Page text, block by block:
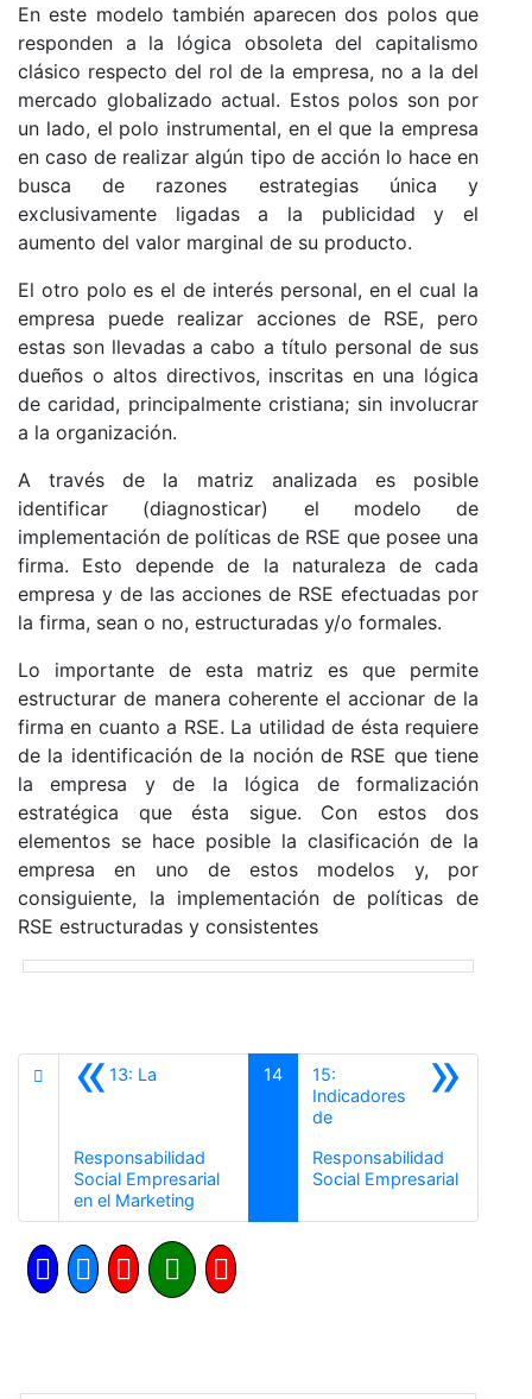
En este modelo también aparecen dos polos que
responden a la lógica obsoleta del capitalismo
clásico respecto del rol de la empresa, no a la del
mercado globalizado actual. Estos polos son por
un lado, el polo instrumental, en el que la empresa
en caso de realizar algún tipo de acción lo hace en
busca de razones estrategias única y
exclusivamente ligadas a la publicidad y el
aumento del valor marginal de su producto.
El otro polo es el de interés personal, en el cual la
empresa puede realizar acciones de RSE, pero
estas son llevadas a cabo a título personal de sus
dueños o altos directivos, inscritas en una lógica
de caridad, principalmente cristiana; sin involucrar
a la organización.
A través de la matriz analizada es posible
identificar (diagnosticar) el modelo de
implementación de políticas de RSE que posee una
firma. Esto depende de la naturaleza de cada
empresa y de las acciones de RSE efectuadas por
la firma, sean o no, estructuradas y/o formales.
Lo importante de esta matriz es que permite
estructurar de manera coherente el accionar de la
firma en cuanto a RSE. La utilidad de ésta requiere
de la identificación de la noción de RSE que tiene
la empresa y de la lógica de formalización
estratégica que ésta sigue. Con estos dos
elementos se hace posible la clasificación de la
empresa en uno de estos modelos y, por
consiguiente, la implementación de políticas de
RSE estructuradas y consistentes
«13: La
Responsabilidad
Social Empresarial
en el Marketing
14 »
15:
Indicadores
de
Responsabilidad
Social EmpresarialSiguiente